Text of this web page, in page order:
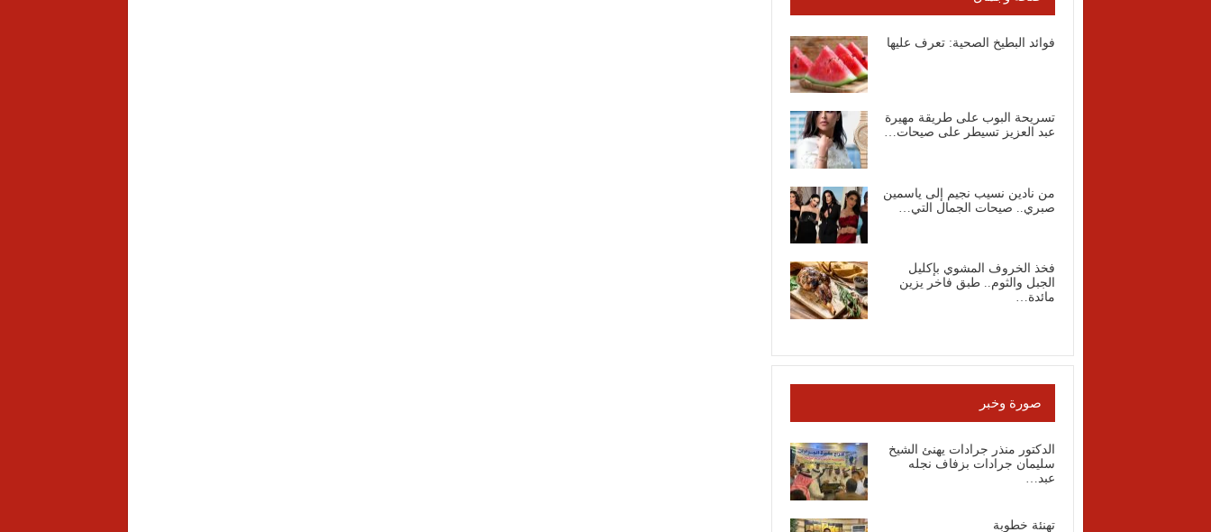
فوائد البطيخ الصحية: تعرف عليها
تسريحة البوب على طريقة مهيرة
عبد العزيز تسيطر على صيحات…
من نادين نسيب نجيم إلى ياسمين
صبري.. صيحات الجمال التي…
فخذ الخروف المشوي بإكليل
الجبل والثوم.. طبق فاخر يزين
مائدة…
صورة وخبر
الدكتور منذر جرادات يهنئ الشيخ
سليمان جرادات بزفاف نجله
عبد…
تهنئة خطوبة